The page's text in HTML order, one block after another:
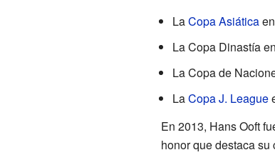
LaCopa Asiáticaen
La Copa Dinastía
La Copa de
LaCopa J. League
En 2013, Hans Ooft
honor que destaca